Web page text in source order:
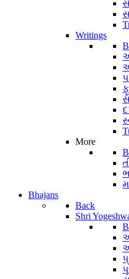
Writings
More
Bhajans
Back
Shri